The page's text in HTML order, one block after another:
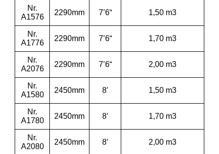
Nr.
A1576
2290mm 7’6“ 1,50 m3
Nr.
A1776
2290mm 7’6“ 1,70 m3
Nr.
A2076
2290mm 7’6“ 2,00 m3
Nr.
A1580
2450mm 8′ 1,50 m3
Nr.
A1780
2450mm 8′ 1,70 m3
Nr.
A2080
2450mm 8′ 2,00 m3